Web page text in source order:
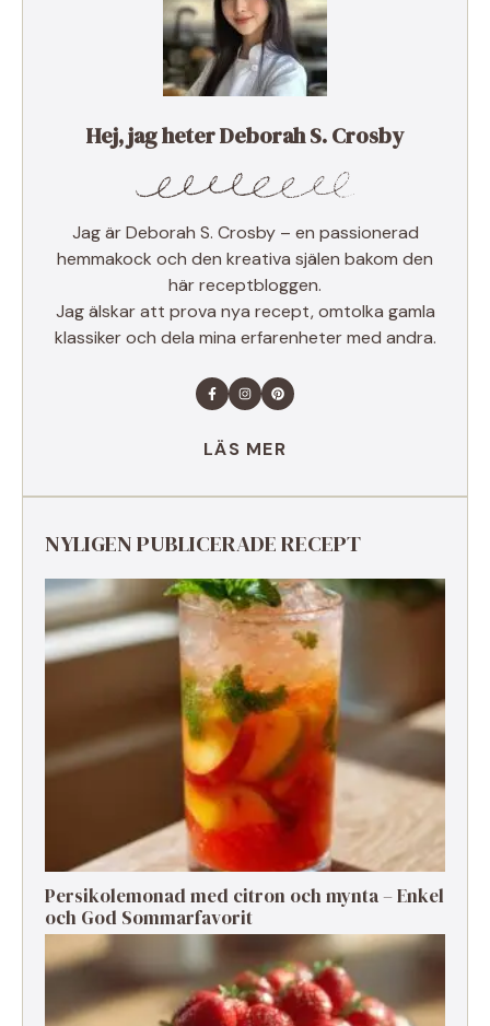
Hej, jag heter Deborah S. Crosby
Jag är Deborah S. Crosby – en passionerad
hemmakock och den kreativa själen bakom den
här receptbloggen.
Jag älskar att prova nya recept, omtolka gamla
klassiker och dela mina erfarenheter med andra.
LÄS MER
NYLIGEN PUBLICERADE RECEPT
Persikolemonad med citron och mynta – Enkel
och God Sommarfavorit